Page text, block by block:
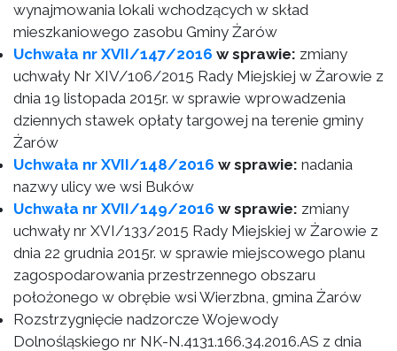
wynajmowania lokali wchodzących w skład
mieszkaniowego zasobu Gminy Żarów
Uchwała nr XVII/147/2016 w sprawie: zmiany
uchwały Nr XIV/106/2015 Rady Miejskiej w Żarowie z
dnia 19 listopada 2015r. w sprawie wprowadzenia
dziennych stawek opłaty targowej na terenie gminy
Żarów
Uchwała nr XVII/148/2016 w sprawie: nadania
nazwy ulicy we wsi Buków
Uchwała nr XVII/149/2016 w sprawie: zmiany
uchwały nr XVI/133/2015 Rady Miejskiej w Żarowie z
dnia 22 grudnia 2015r. w sprawie miejscowego planu
zagospodarowania przestrzennego obszaru
położonego w obrębie wsi Wierzbna, gmina Żarów
Rozstrzygnięcie nadzorcze Wojewody
Dolnośląskiego nr NK-N.4131.166.34.2016.AS z dnia